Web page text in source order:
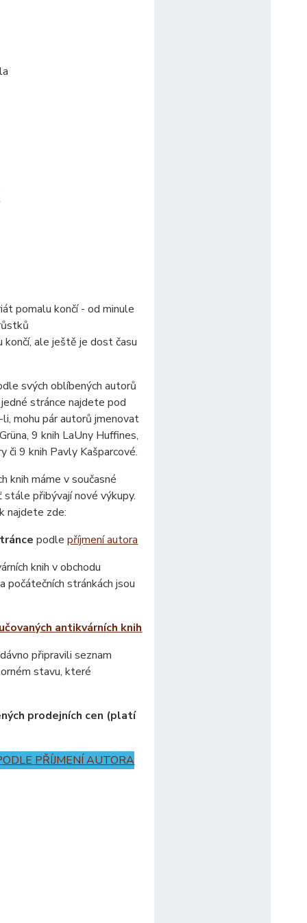
pomalu končí - od minule
ale ještě je dost času
svých oblíbených autorů
stránce najdete pod
mohu pár autorů jmenovat
9 knih LaUny Huffines,
či 9 knih Pavly Kašparcové.
knih máme v současné
přibývají nové výkupy.
najdete zde:
podlepříjmení autora
knih v obchodu
počátečních stránkách jsou
antikvárních knih
připravili seznam
stavu, které
prodejních cen (platí
PŘÍJMENÍ AUTORA